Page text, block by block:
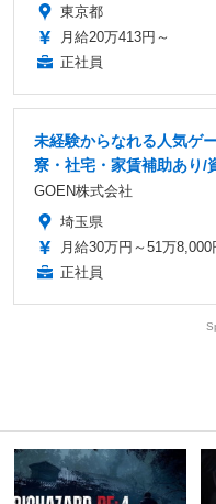
東京都
月給20万413円～
正社員
未経験からなれる人気ゲ
寮・社宅・家賃補助あり/
GOEN株式会社
埼玉県
月給30万円～51万8,000
正社員